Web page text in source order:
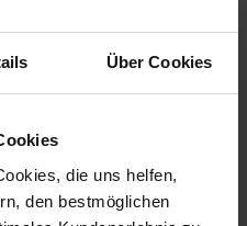
Über Cookies
die uns helfen,
den bestmöglichen
85389099